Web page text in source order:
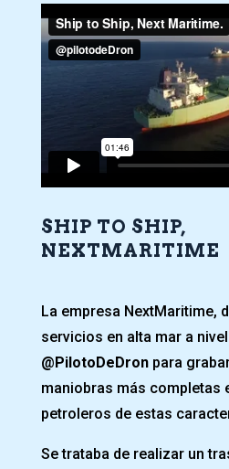
SHIP TO SHIP,
NEXTMARITIME
La empresa NextMaritime,
servicios en alta mar a
@PilotoDeDronpara
maniobras más completas
petroleros de estas
Se trataba de realizar un